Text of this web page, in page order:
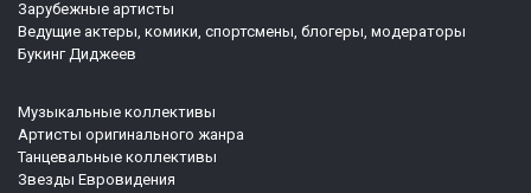
Зарубежные артисты
Ведущие актеры, комики, спортсмены, блогеры, модераторы
Букинг Диджеев
Музыкальные коллективы
Артисты оригинального жанра
Танцевальные коллективы
Звезды Евровидения